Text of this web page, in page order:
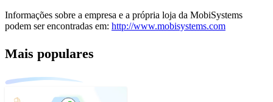
Informações sobre a empresa e a própria loja da MobiSystems
podem ser encontradas em: http://www.mobisystems.com
Mais populares